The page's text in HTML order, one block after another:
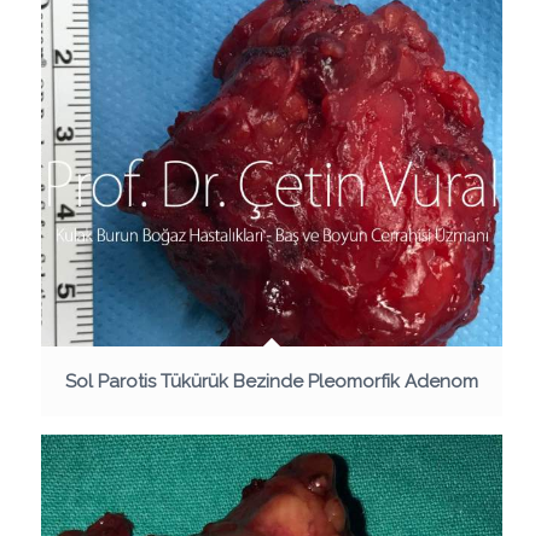
Sol Parotis Tükürük Bezinde Pleomorfik Adenom